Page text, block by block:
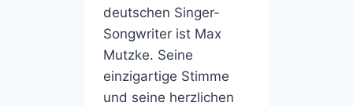
deutschen Singer-
Songwriter ist Max
Mutzke. Seine
einzigartige Stimme
und seine herzlichen